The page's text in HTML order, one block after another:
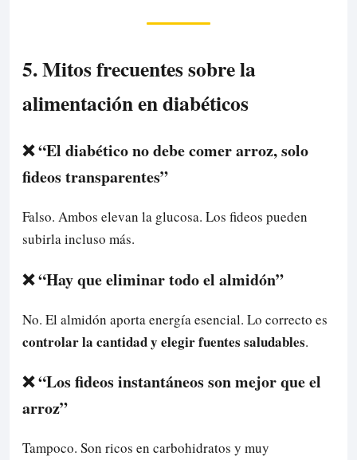
5. Mitos frecuentes sobre la
alimentación en diabéticos
❌ “El diabético no debe comer arroz, solo
fideos transparentes”
Falso. Ambos elevan la glucosa. Los fideos pueden
subirla incluso más.
❌ “Hay que eliminar todo el almidón”
No. El almidón aporta energía esencial. Lo correcto es
controlar la cantidad y elegir fuentes saludables.
❌ “Los fideos instantáneos son mejor que el
arroz”
Tampoco. Son ricos en carbohidratos y muy